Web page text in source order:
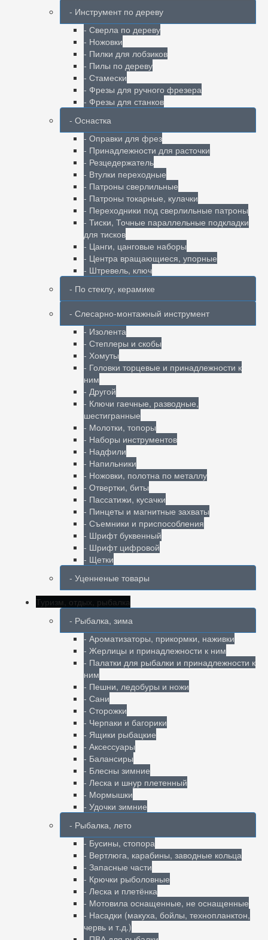
- Инструмент по дереву
- Сверла по дереву
- Ножовки
- Пилки для лобзиков
- Пилы по дереву
- Стамески
- Фрезы для ручного фрезера
- Фрезы для станков
- Оснастка
- Оправки для фрез
- Принадлежности для расточки
- Резцедержатель
- Втулки переходные
- Патроны сверлильные
- Патроны токарные, кулачки
- Переходники под сверлильные патроны
- Тиски, Точные параллельные подкладки
для тисков
- Цанги, цанговые наборы
- Центра вращающиеся, упорные
- Штревель, ключ
- По стеклу, керамике
- Слесарно-монтажный инструмент
- Изолента
- Степлеры и скобы
- Хомуты
- Головки торцевые и принадлежности к
ним
- Другой
- Ключи гаечные, разводные,
шестигранные
- Молотки, топоры
- Наборы инструментов
- Надфили
- Напильники
- Ножовки, полотна по металлу
- Отвертки, биты
- Пассатижи, кусачки
- Пинцеты и магнитные захваты
- Съемники и приспособления
- Шрифт буквенный
- Шрифт цифровой
- Щетки
- Уценненые товары
Туризм, отдых, рыбалка
- Рыбалка, зима
- Ароматизаторы, прикормки, наживки
- Жерлицы и принадлежности к ним
- Палатки для рыбалки и принадлежности к
ним
- Пешни, ледобуры и ножи
- Сани
- Сторожки
- Черпаки и багорики
- Ящики рыбацкие
- Аксессуары
- Балансиры
- Блесны зимние
- Леска и шнур плетенный
- Мормышки
- Удочки зимние
- Рыбалка, лето
- Бусины, стопора
- Вертлюга, карабины, заводные кольца
- Запасные части
- Крючки рыболовные
- Леска и плетёнка
- Мотовила оснащенные, не оснащенные
- Насадки (макуха, бойлы, технопланктон,
червь и т.д.)